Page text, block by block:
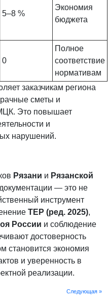
5–8 %
Экономия
бюджета
0
Полное
соответствие
нормативам
заказчикам региона
сметы и
Это повышает
и
нарушений.
Рязани и Рязанской
— это не
инструмент
ТЕР (ред. 2025),
России и соблюдение
достоверность
становится экономия
и уверенность в
реализации.
Следующая »